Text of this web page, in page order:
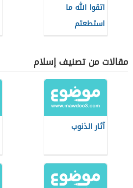
اتقوا الله ما
استطعتم
مقالات من تصنيف إسلام
آثار الذنوب